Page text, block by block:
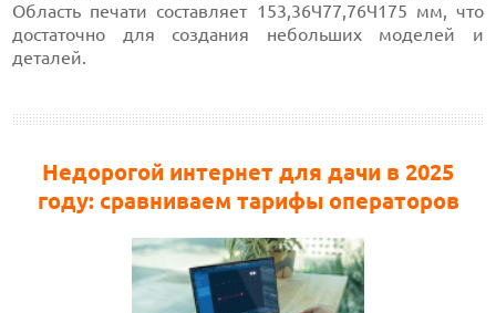
Область печати составляет 153,36Ч77,76Ч175 мм, что
достаточно для создания небольших моделей и
деталей.
Недорогой интернет для дачи в 2025
году: сравниваем тарифы операторов